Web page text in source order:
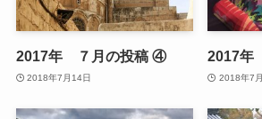
2017年 ７月の投稿 ④
2018年7月14日
2017
2018年7